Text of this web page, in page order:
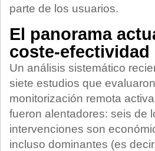
parte de los usuarios.
El panorama
coste‑efectividad
Un análisis sistemático
siete estudios que
monitorización remota
fueron alentadores: seis de
intervenciones son
incluso dominantes (es